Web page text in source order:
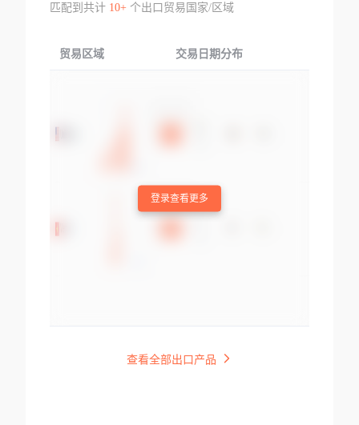
匹配到共计 10+个出口贸易国家/区域
贸易区域 交易日期分布
登录查看更多
查看全部出口产品